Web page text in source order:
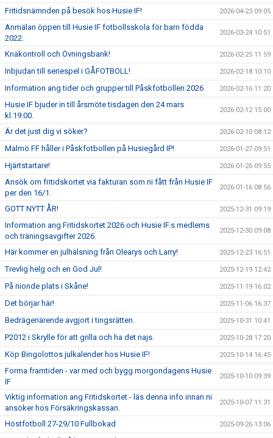
Fritidsnämnden på besök hos Husie IF! 2026-04-23 09:05
Anmälan öppen till Husie IF fotbollsskola för barn födda
2022.
2026-03-24 10:51
Knäkontroll och Övningsbank! 2026-02-25 11:59
Inbjudan till seriespel i GÅFOTBOLL! 2026-02-18 10:10
Information ang tider och grupper till Påskfotbollen 2026 2026-02-16 11:20
Husie IF bjuder in till årsmöte tisdagen den 24 mars
kl.19:00.
2026-02-12 15:00
Är det just dig vi söker? 2026-02-10 08:12
Malmö FF håller i Påskfotbollen på Husiegård IP! 2026-01-27 09:51
Hjärtstartare! 2026-01-26 09:55
Ansök om fritidskortet via fakturan som ni fått från Husie IF
per den 16/1.
2026-01-16 08:56
GOTT NYTT ÅR! 2025-12-31 09:19
Information ang Fritidskortet 2026 och Husie IF.s medlems
och träningsavgifter 2026.
2025-12-30 09:08
Här kommer en julhälsning från Olearys och Larry! 2025-12-23 16:51
Trevlig helg och en God Jul! 2025-12-19 12:42
På nionde plats i Skåne! 2025-11-19 16:02
Det börjar här! 2025-11-06 16:37
Bedrägeriärende avgjort i tingsrätten. 2025-10-31 10:41
P2012 i Skrylle för att grilla och ha det najs. 2025-10-28 17:20
Köp Bingolottos julkalender hos Husie IF! 2025-10-14 16:45
Forma framtiden - var med och bygg morgondagens Husie
IF
2025-10-10 09:39
Viktig information ang Fritidskortet - läs denna info innan ni
ansöker hos Försäkringskassan.
2025-10-07 11:31
Höstfotboll 27-29/10 Fullbokad 2025-09-26 13:06